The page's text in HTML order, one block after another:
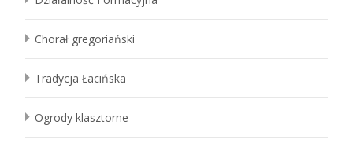
Chorał gregoriański
Tradycja Łacińska
Ogrody klasztorne